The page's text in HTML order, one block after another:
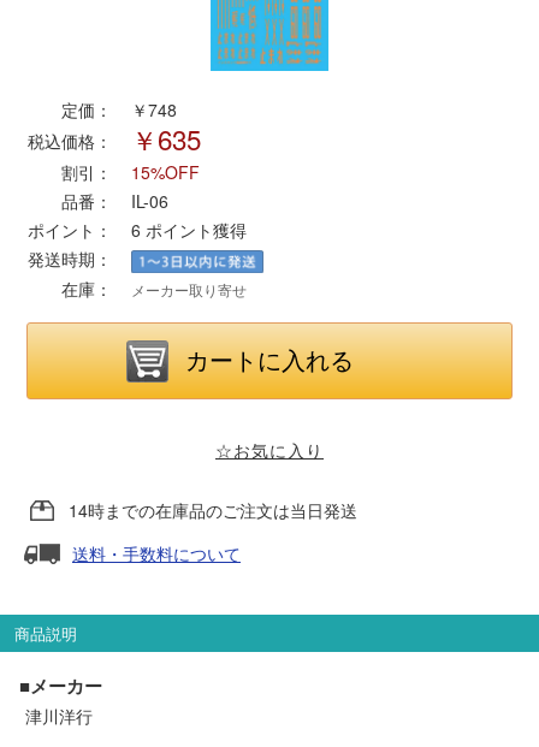
Bトレインショーティー
タカラトミー（プラレール）
ポポンデッタ
MODEMO(モデモ)
トラムウェイ
TTC
セール商品
定価：
￥748
税込価格：
￥635
割引：
15%OFF
品番：
IL-06
ポイント：
6 ポイント獲得
発送時期：
在庫：
メーカー取り寄せ
☆お気に入り
14時までの在庫品のご注文は当日発送
送料・手数料について
商品説明
■メーカー
津川洋行